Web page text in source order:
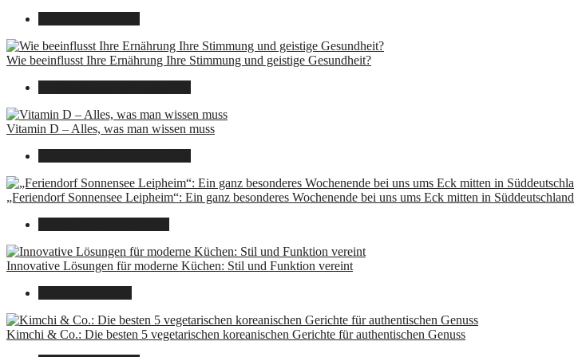
Wie beeinflusst Ihre Ernährung Ihre Stimmung und geistige Gesundheit?
Vitamin D – Alles, was man wissen muss
„Feriendorf Sonnensee Leipheim“: Ein ganz besonderes Wochenende bei uns ums Eck mitten in Süddeutschland
Innovative Lösungen für moderne Küchen: Stil und Funktion vereint
Kimchi & Co.: Die besten 5 vegetarischen koreanischen Gerichte für authentischen Genuss